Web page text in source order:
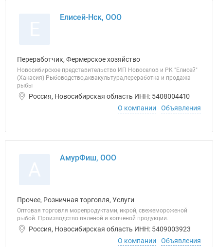
Елисей-Нск, ООО
Переработчик, Фермерское хозяйство
Новосибирское представительство ИП Новоселов и РК "Елисей"
(Хакасия) Рыбоводство,аквакультура,переработка и продажа
рыбы
Россия, Новосибирская область ИНН: 5408004410
О компании
Объявления
АмурФиш, ООО
Прочее, Розничная торговля, Услуги
Оптовая торговля морепродуктами, икрой, свежемороженой
рыбой. Производство вяленой и копченой продукции.
Россия, Новосибирская область ИНН: 5409003923
О компании
Объявления